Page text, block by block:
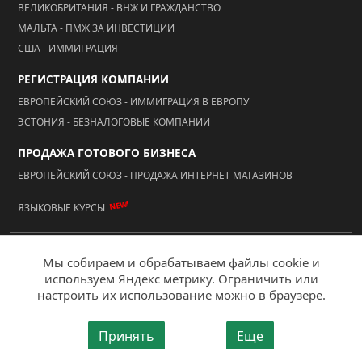
ВЕЛИКОБРИТАНИЯ - ВНЖ И ГРАЖДАНСТВО
МАЛЬТА - ПМЖ ЗА ИНВЕСТИЦИИ
США - ИММИГРАЦИЯ
РЕГИСТРАЦИЯ КОМПАНИИ
ЕВРОПЕЙСКИЙ СОЮЗ - ИММИГРАЦИЯ В ЕВРОПУ
ЭСТОНИЯ - БЕЗНАЛОГОВЫЕ КОМПАНИИ
ПРОДАЖА ГОТОВОГО БИЗНЕСА
ЕВРОПЕЙСКИЙ СОЮЗ - ПРОДАЖА ИНТЕРНЕТ МАГАЗИНОВ
ЯЗЫКОВЫЕ КУРСЫ NEW!
© 2026 ООО "АААА Адвисер"
Мобильная версия
Создание сайта - "Ай Ти Акцент"
Мы собираем и обрабатываем файлы cookie и
используем Яндекс метрику. Ограничить или
настроить их использование можно в браузере.
Принять Еще